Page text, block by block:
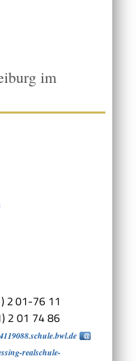
im
201-76 11
2 01 7486
realschule-